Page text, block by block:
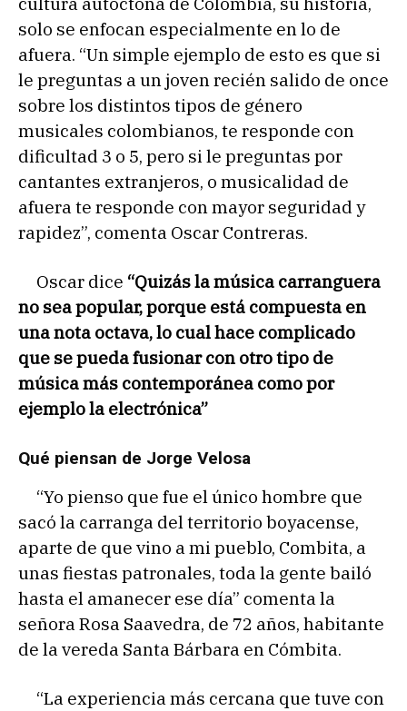
solo se enfocan especialmente en lo de
afuera. “Un simple ejemplo de esto es que si
le preguntas a un joven recién salido de once
sobre los distintos tipos de género
musicales colombianos, te responde con
dificultad 3 o 5, pero si le preguntas por
cantantes extranjeros, o musicalidad de
afuera te responde con mayor seguridad y
rapidez”, comenta Oscar Contreras.
Oscar dice “Quizás la música carranguera
no sea popular, porque está compuesta en
una nota octava, lo cual hace complicado
que se pueda fusionar con otro tipo de
música más contemporánea como por
ejemplo la electrónica”
Qué piensan de Jorge Velosa
“Yo pienso que fue el único hombre que
sacó la carranga del territorio boyacense,
aparte de que vino a mi pueblo, Combita, a
unas fiestas patronales, toda la gente bailó
hasta el amanecer ese día” comenta la
señora Rosa Saavedra, de 72 años, habitante
de la vereda Santa Bárbara en Cómbita.
“La experiencia más cercana que tuve con